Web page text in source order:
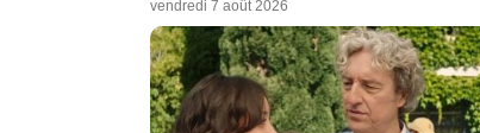
vendredi 7 août 2026